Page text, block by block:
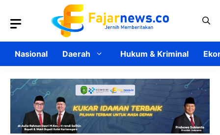
Nasional Daerah Hukum & Kriminal